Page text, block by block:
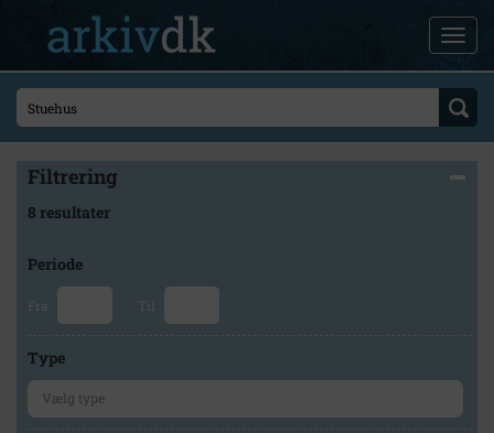
Filtrering
8 resultater
Periode
Fra Til
Type